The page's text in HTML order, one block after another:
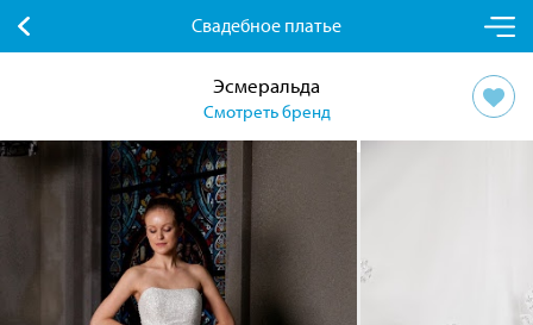
Свадебное платье
Эсмеральда
Смотреть бренд